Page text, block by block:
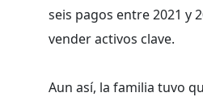
seis pagos entre 2021 y
vender activos clave.
Aun así, la familia tuvo